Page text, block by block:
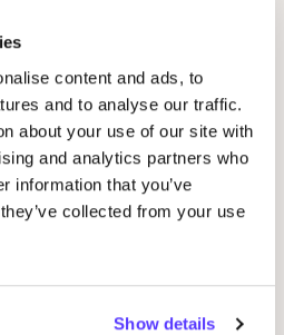
content and ads, to
and to analyse our traffic.
about your use of our site with
and analytics partners who
information that you’ve
collected from your use
Show details